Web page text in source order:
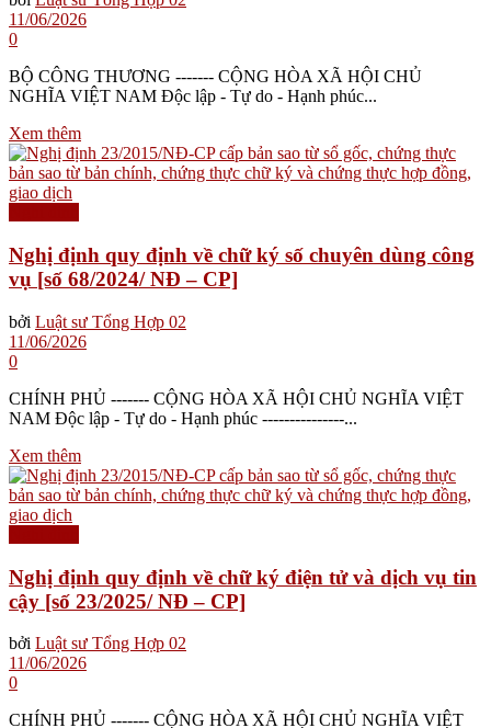
11/06/2026
0
BỘ CÔNG THƯƠNG ------- CỘNG HÒA XÃ HỘI CHỦ
NGHĨA VIỆT NAM Độc lập - Tự do - Hạnh phúc...
Xem thêm
Nghị định quy định về chữ ký số chuyên dùng công
vụ [số 68/2024/ NĐ – CP]
bởi Luật sư Tổng Hợp 02
11/06/2026
0
CHÍNH PHỦ ------- CỘNG HÒA XÃ HỘI CHỦ NGHĨA VIỆT
NAM Độc lập - Tự do - Hạnh phúc ---------------...
Xem thêm
Nghị định quy định về chữ ký điện tử và dịch vụ tin
cậy [số 23/2025/ NĐ – CP]
bởi Luật sư Tổng Hợp 02
11/06/2026
0
CHÍNH PHỦ ------- CỘNG HÒA XÃ HỘI CHỦ NGHĨA VIỆT